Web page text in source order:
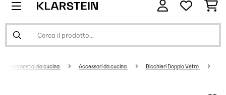
da cucina Accessori da cucina Bicchieri Doppio Vetro